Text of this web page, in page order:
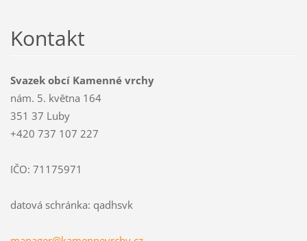
Kontakt
Svazek obcí Kamenné vrchy
nám. 5. května 164
351 37 Luby
+420 737 107 227
IČO: 71175971
datová schránka: qadhsvk